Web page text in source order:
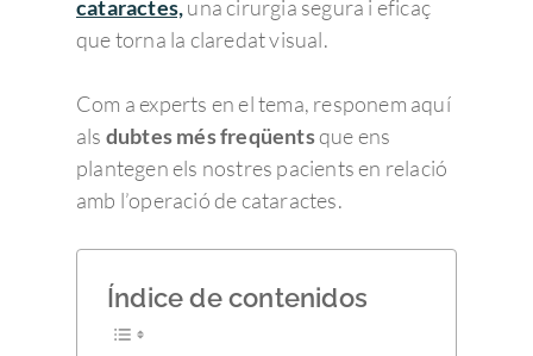
cataractes,una cirurgia segura i eficaç
que torna la claredat visual.
Com a experts en el tema, responem aquí
als dubtes més freqüentsque ens
plantegen els nostres pacients en relació
amb l’operació de cataractes.
Índice de contenidos